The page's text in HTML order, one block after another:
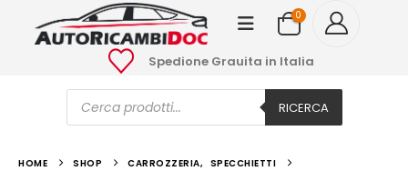
0
Spedione Grauita in Italia
Ricerca
prodotti RICERCA
HOME SHOP CARROZZERIA, SPECCHIETTI